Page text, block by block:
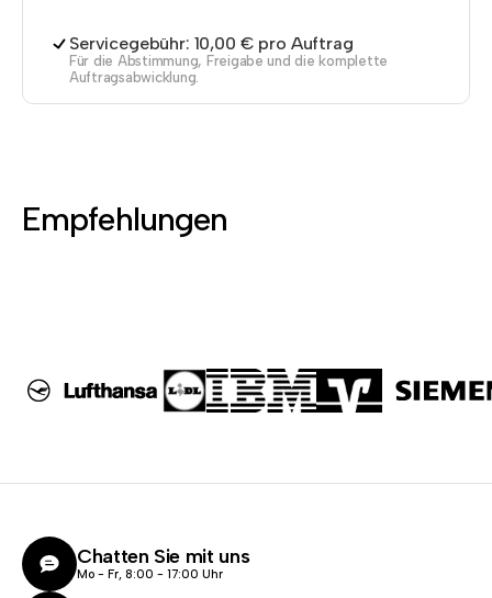
Servicegebühr: 10,00 € pro Auftrag
Für die Abstimmung, Freigabe und die komplette
Auftragsabwicklung.
Empfehlungen
Chatten Sie mit uns
Mo - Fr, 8:00 - 17:00 Uhr